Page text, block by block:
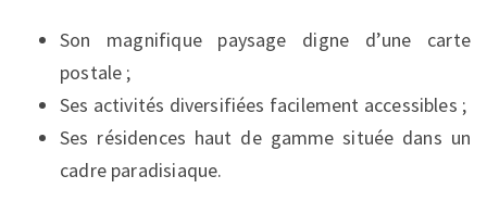
Son magnifique paysage digne d’une carte
postale ;
Ses activités diversifiées facilement accessibles ;
Ses résidences haut de gamme située dans un
cadre paradisiaque.